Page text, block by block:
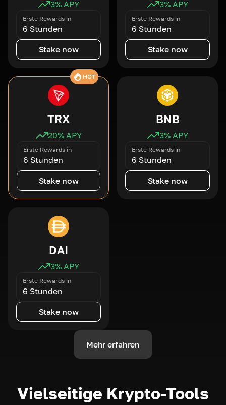
3% APY
Erste Rewards in
6 Stunden
Stake now
3% APY
Erste Rewards in
6 Stunden
Stake now
HOT
TRX
20% APY
Erste Rewards in
6 Stunden
Stake now
BNB
3% APY
Erste Rewards in
6 Stunden
Stake now
DAI
3% APY
Erste Rewards in
6 Stunden
Stake now
Mehr erfahren
Vielseitige Krypto-Tools